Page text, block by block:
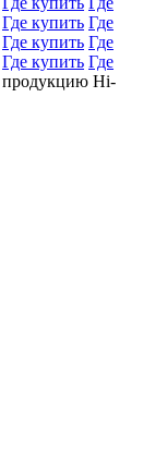
Где купить Где
Где купить Где
Где купить Где
продукцию Hi-